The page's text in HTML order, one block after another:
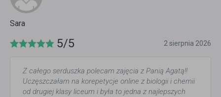
Sara
5/5 2 sierpnia 2026
Z całego serduszka polecam zajęcia z Panią Agatą!!
Uczęszczałam na korepetycje online z biologii i chemii
od drugiej klasy liceum i była to jedna z najlepszych